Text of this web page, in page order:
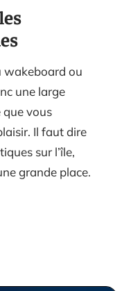
wakeboard ou
une large
que vous
Il faut dire
sur l’île,
grande place.